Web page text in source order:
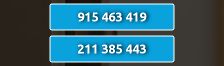
915 463 419
211 385 443